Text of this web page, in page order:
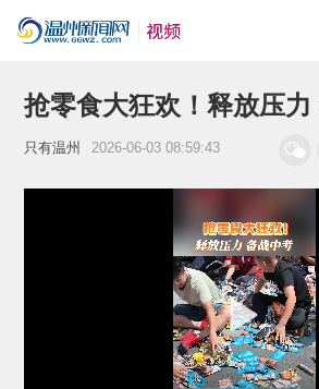
抢零食大狂欢！释放压
只有温州 2026-06-03 08:59:43